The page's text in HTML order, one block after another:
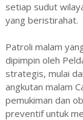
setiap sudut
yang beristirahat.
Patroli malam
dipimpin oleh
strategis, mulai
angkutan malam
pemukiman dan
preventif untuk